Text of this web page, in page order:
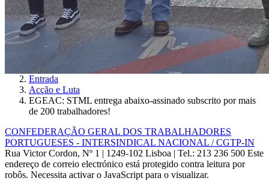
Entrada
Acção e Luta
EGEAC: STML entrega abaixo-assinado subscrito por mais
de 200 trabalhadores!
CONFEDERAÇÃO GERAL DOS TRABALHADORES
PORTUGUESES - INTERSINDICAL NACIONAL / CGTP-IN
Rua Victor Cordon, Nº 1 | 1249-102 Lisboa | Tel.: 213 236 500 Este
endereço de correio electrónico está protegido contra leitura por
robôs. Necessita activar o JavaScript para o visualizar.